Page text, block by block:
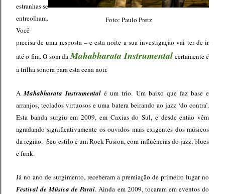
Foto: Paulo Pretz
estranhas se
entreolham.
Você
precisa de uma resposta – e esta noite a sua investigação vai ter de ir
até o fim. O som daMahabharata Instrumental certamente é
a trilha sonora para esta cena noir.
AMahabharata Instrumentalé um trio. Um baixo que faz base e
arranjos, teclados virtuosos e uma batera beirando ao jazz ‘do contra’.
Esta banda surgiu em 2009, em Caxias do Sul, e desde então vêm
agradando significativamente os ouvidos mais exigentes dos músicos
da região. Seu estilo é um Rock Fusion, com influências do jazz, blues
e funk.
Já no ano de surgimento, receberam a premiação de primeiro lugar no
Festival de Música de Paraí. Ainda em 2009, tocaram em eventos do